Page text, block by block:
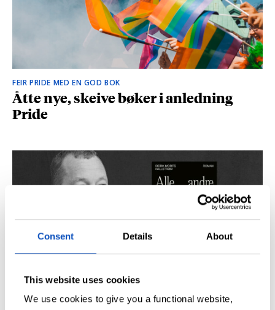
Consent Details About
This website uses cookies
We use cookies to give you a functional website,
FEIR PRIDE MED EN GOD BOK
Åtte nye, skeive bøker i anledning
Pride
SÅ DU NRK-DOKUMENTAREN «AGENTEN»?
Didrik M. Hallstrøm: – Alt det med CIA